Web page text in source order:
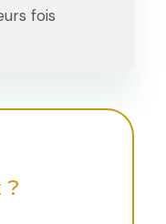
fois
?